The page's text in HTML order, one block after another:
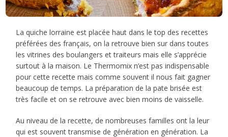
La quiche lorraine est placée haut dans le top des recettes
préférées des français, on la retrouve bien sur dans toutes
les vitrines des boulangers et traiteurs mais elle s’apprécie
surtout à la maison. Le Thermomix n’est pas indispensable
pour cette recette mais comme souvent il nous fait gagner
beaucoup de temps. La préparation de la pate brisée est
très facile et on se retrouve avec bien moins de vaisselle.
Au niveau de la recette, de nombreuses familles ont la leur
qui est souvent transmise de génération en génération. La